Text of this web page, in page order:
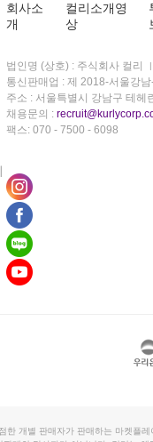
회사소
개
컬리소개영
상
법인명 (상호) : 주식회사 컬리
통신판매업 : 제 2018-서울강
주소 : 서울특별시 강남구 테헤
채용문의 :
팩스: 070 - 7500 - 6098
한 개별 판매자가 판매하는 마켓플